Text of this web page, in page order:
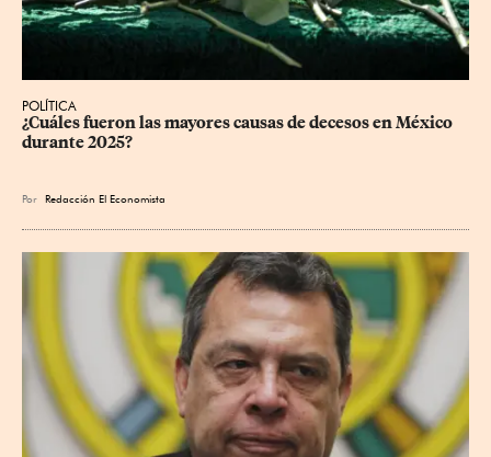
POLÍTICA
¿Cuáles fueron las mayores causas de decesos en México
durante 2025?
Por Redacción El Economista